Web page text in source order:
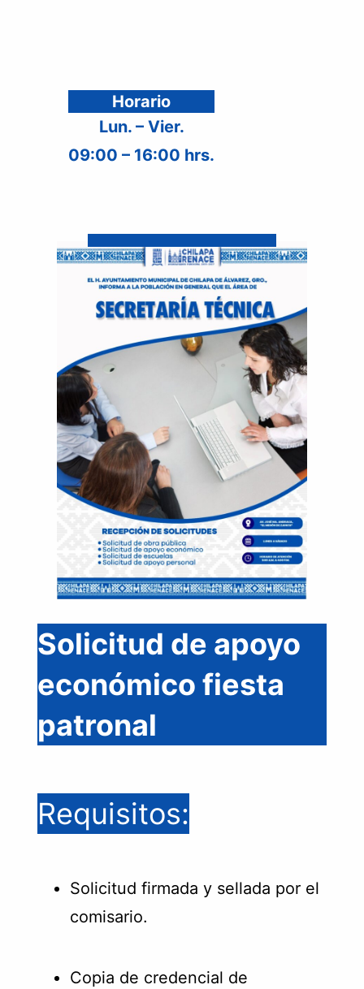
Horario
Lun. – Vier.
09:00 – 16:00 hrs.
Solicitud de apoyo
económico fiesta
patronal
Requisitos:
Solicitud firmada y sellada por el
comisario.
Copia de credencial de